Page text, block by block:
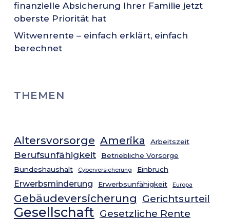
finanzielle Absicherung Ihrer Familie jetzt
oberste Priorität hat
Witwenrente – einfach erklärt, einfach
berechnet
THEMEN
Altersvorsorge Amerika Arbeitszeit
Berufsunfähigkeit
Betriebliche Vorsorge
Bundeshaushalt
Cyberversicherung Einbruch
Erwerbsminderung Erwerbsunfähigkeit Europa
Gebäudeversicherung Gerichtsurteil
Gesellschaft Gesetzliche Rente